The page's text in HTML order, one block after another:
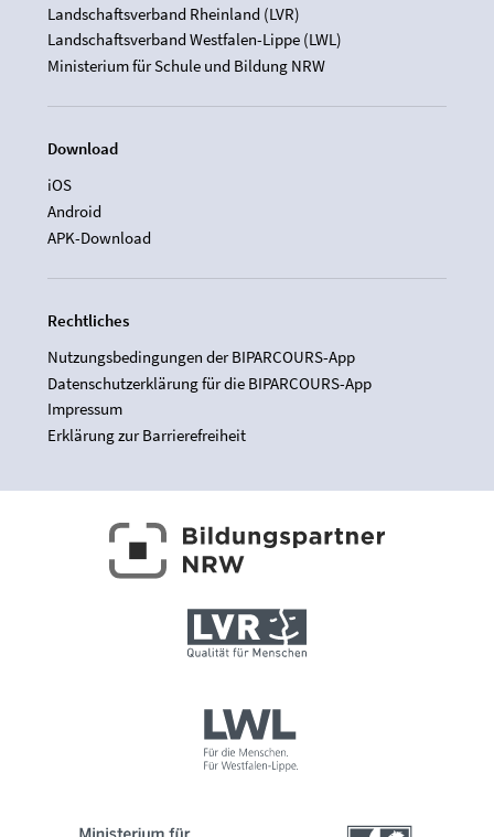
Landschaftsverband Rheinland (LVR)
Landschaftsverband Westfalen-Lippe (LWL)
Ministerium für Schule und Bildung NRW
Download
iOS
Android
APK-Download
Rechtliches
Nutzungsbedingungen der BIPARCOURS-App
Datenschutzerklärung für die BIPARCOURS-App
Impressum
Erklärung zur Barrierefreiheit